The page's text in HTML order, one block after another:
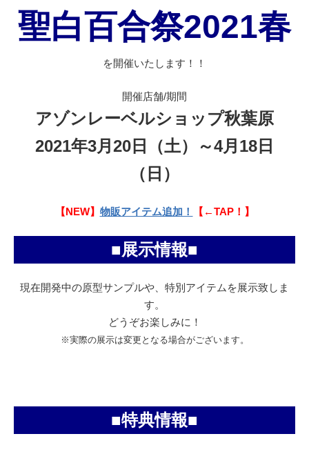
聖白百合祭2021春
を開催いたします！！
開催店舗/期間
アゾンレーベルショップ秋葉原
2021年3月20日（土）～4月18日
（日）
【NEW】 物販アイテム追加！ 【←TAP！】
■展示情報■
現在開発中の原型サンプルや、特別アイテムを展示致しま
す。
どうぞお楽しみに！
※実際の展示は変更となる場合がございます。
■特典情報■